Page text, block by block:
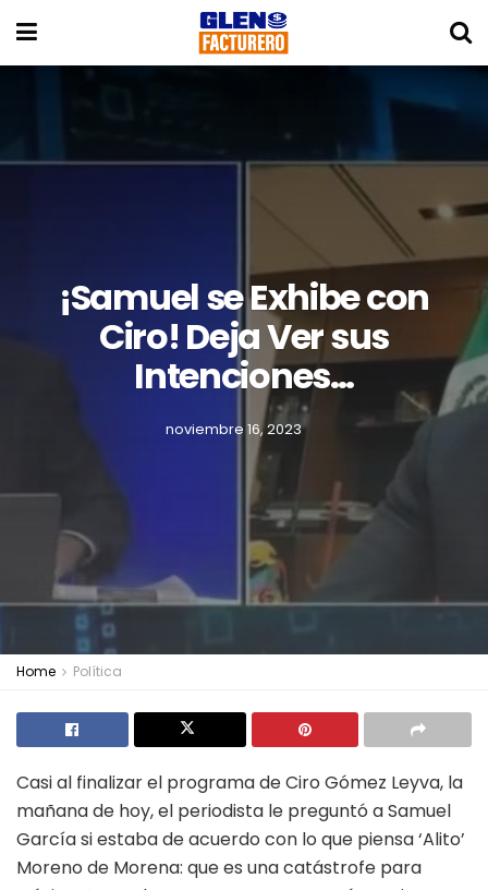
¡Samuel se Exhibe con
Ciro! Deja Ver sus
Intenciones…
noviembre 16, 2023
Home Política
Casi al finalizar el programa de Ciro Gómez Leyva, la
mañana de hoy, el periodista le preguntó a Samuel
García si estaba de acuerdo con lo que piensa ‘Alito’
Moreno de Morena: que es una catástrofe para